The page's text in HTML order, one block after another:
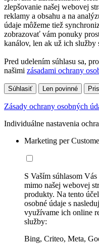
zlepšovanie našej webovej
reklamy a obsahu a na
údaje môžeme tiež
zobrazovať vám ponuky
kanálov, len ak už ich služby
Pred udelením súhlasu sa,
našimi zásadami ochrany
Súhlasiť Len povinné
Zásady ochrany osobných
Individuálne nastavenia
Marketing per
S Vaším súhlasom
mimo našej webovej
produkty. Na tento
osobné údaje s
využívame ich online
služby:
Bing, Criteo, Meta,